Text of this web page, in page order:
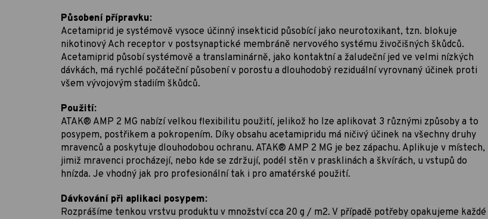
Působení přípravku:
Acetamiprid je systémově vysoce účinný insekticid působící jako neurotoxikant, tzn. blokuje
nikotinový Ach receptor v postsynaptické membráně nervového systému živočišných škůdců.
Acetamiprid působí systémově a translaminárně, jako kontaktní a žaludeční jed ve velmi nízkých
dávkách, má rychlé počáteční působení v porostu a dlouhodobý reziduální vyrovnaný účinek proti
všem vývojovým stadiím škůdců.
Použití:
ATAK® AMP 2 MG nabízí velkou flexibilitu použití, jelikož ho lze aplikovat 3 různými způsoby a to
posypem, postřikem a pokropením. Díky obsahu acetamipridu má ničivý účinek na všechny druhy
mravenců a poskytuje dlouhodobou ochranu. ATAK® AMP 2 MG je bez zápachu. Aplikuje v místech,
jimiž mravenci procházejí, nebo kde se zdržují, podél stěn v prasklinách a škvírách, u vstupů do
hnízda. Je vhodný jak pro profesionální tak i pro amatérské použití.
Dávkování při aplikaci posypem:
Rozprášíme tenkou vrstvu produktu v množství cca 20 g / m2. V případě potřeby opakujeme každé